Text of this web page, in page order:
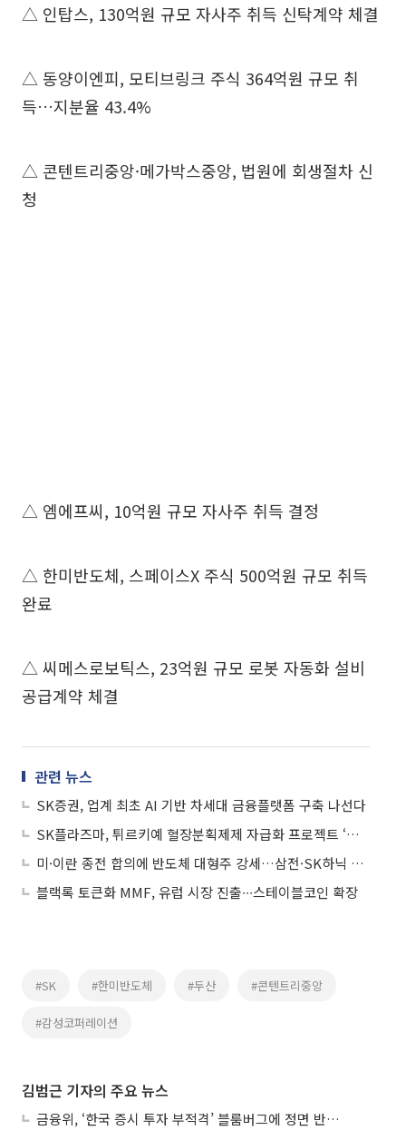
△ 인탑스, 130억원 규모 자사주 취득 신탁계약 체결
△ 동양이엔피, 모티브링크 주식 364억원 규모 취
득…지분율 43.4%
△ 콘텐트리중앙·메가박스중앙, 법원에 회생절차 신
청
△ 엠에프씨, 10억원 규모 자사주 취득 결정
△ 한미반도체, 스페이스X 주식 500억원 규모 취득
완료
△ 씨메스로보틱스, 23억원 규모 로봇 자동화 설비
공급계약 체결
관련 뉴스
SK증권, 업계 최초 AI 기반 차세대 금융플랫폼 구축 나선다
SK플라즈마, 튀르키예 혈장분획제제 자급화 프로젝트 ‘첫 삽’
미·이란 종전 합의에 반도체 대형주 강세…삼전·SK하닉 5%대↑
블랙록 토큰화 MMF, 유럽 시장 진출∙∙∙스테이블코인 확장
#SK #한미반도체 #두산 #콘텐트리중앙
#감성코퍼레이션
김범근 기자의 주요 뉴스
금융위, ‘한국 증시 투자 부적격’ 블룸버그에 정면 반박…“근거 불분명”